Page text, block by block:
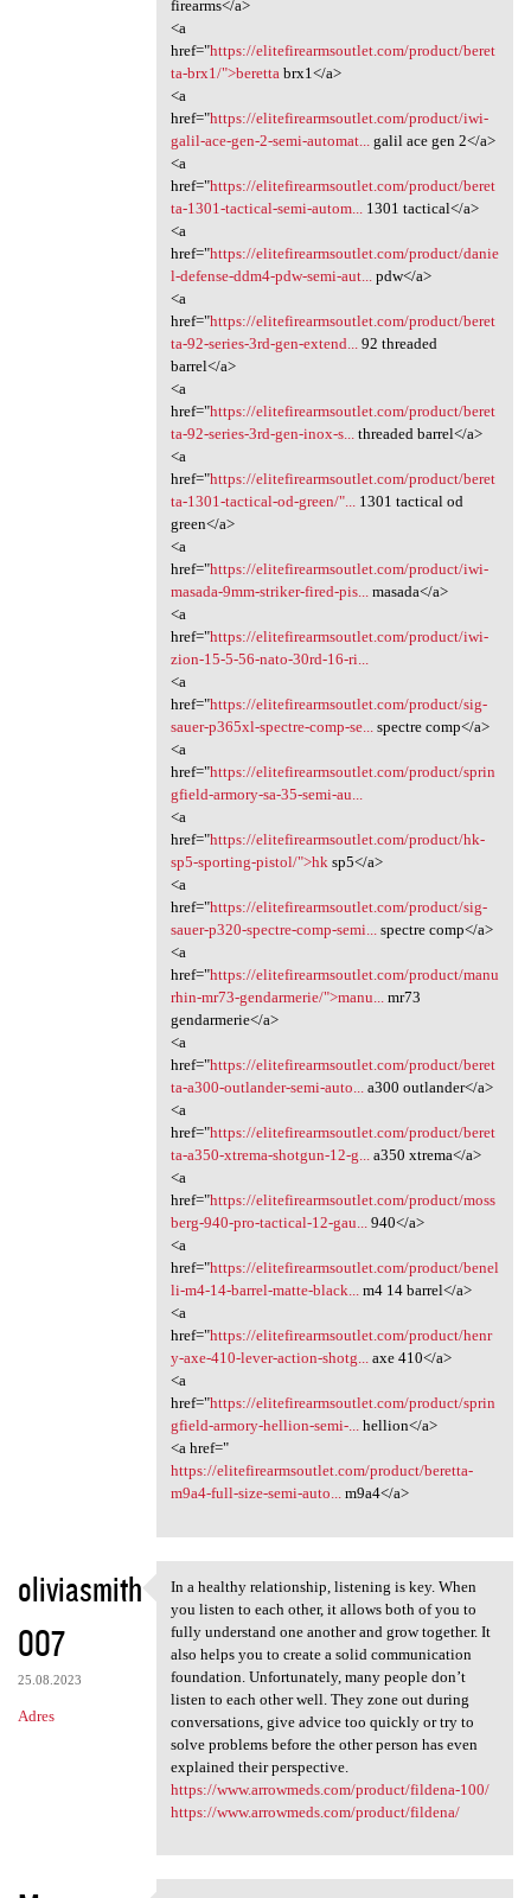
firearms</a>
<a
href="https://elitefirearmsoutlet.com/product/beret
ta-brx1/">beretta brx1</a>
<a
href="https://elitefirearmsoutlet.com/product/iwi-
galil-ace-gen-2-semi-automat...
galil ace gen 2</a>
<a
href="https://elitefirearmsoutlet.com/product/beret
ta-1301-tactical-semi-autom...
1301 tactical</a>
<a
href="https://elitefirearmsoutlet.com/product/danie
l-defense-ddm4-pdw-semi-aut...
pdw</a>
<a
href="https://elitefirearmsoutlet.com/product/beret
ta-92-series-3rd-gen-extend...
92 threaded
barrel</a>
<a
href="https://elitefirearmsoutlet.com/product/beret
ta-92-series-3rd-gen-inox-s...
threaded barrel</a>
<a
href="https://elitefirearmsoutlet.com/product/beret
ta-1301-tactical-od-green/"...
1301 tactical od
green</a>
<a
href="https://elitefirearmsoutlet.com/product/iwi-
masada-9mm-striker-fired-pis...
masada</a>
<a
href="https://elitefirearmsoutlet.com/product/iwi-
zion-15-5-56-nato-30rd-16-ri...
<a
href="https://elitefirearmsoutlet.com/product/sig-
sauer-p365xl-spectre-comp-se...
spectre comp</a>
<a
href="https://elitefirearmsoutlet.com/product/sprin
gfield-armory-sa-35-semi-au...
<a
href="https://elitefirearmsoutlet.com/product/hk-
sp5-sporting-pistol/">hk sp5</a>
<a
href="https://elitefirearmsoutlet.com/product/sig-
sauer-p320-spectre-comp-semi...
spectre comp</a>
<a
href="https://elitefirearmsoutlet.com/product/manu
rhin-mr73-gendarmerie/">manu...
mr73
gendarmerie</a>
<a
href="https://elitefirearmsoutlet.com/product/beret
ta-a300-outlander-semi-auto...
a300 outlander</a>
<a
href="https://elitefirearmsoutlet.com/product/beret
ta-a350-xtrema-shotgun-12-g...
a350 xtrema</a>
<a
href="https://elitefirearmsoutlet.com/product/moss
berg-940-pro-tactical-12-gau...
940</a>
<a
href="https://elitefirearmsoutlet.com/product/benel
li-m4-14-barrel-matte-black...
m4 14 barrel</a>
<a
href="https://elitefirearmsoutlet.com/product/henr
y-axe-410-lever-action-shotg...
axe 410</a>
<a
href="https://elitefirearmsoutlet.com/product/sprin
gfield-armory-hellion-semi-...
hellion</a>
<a href="
https://elitefirearmsoutlet.com/product/beretta-
m9a4-full-size-semi-auto...
m9a4</a>
oliviasmith
007
25.08.2023
Adres
In a healthy relationship,
In a healthy relationship, listening is key. When
you listen to each other, it allows both of you to
fully understand one another and grow together. It
also helps you to create a solid communication
foundation. Unfortunately, many people don’t
listen to each other well. They zone out during
conversations, give advice too quickly or try to
solve problems before the other person has even
explained their perspective.
https://www.arrowmeds.com/product/fildena-100/
https://www.arrowmeds.com/product/fildena/